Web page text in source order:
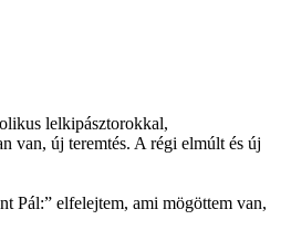
lelkipásztorokkal,
van, új teremtés. A régi elmúlt és új
Pál:” elfelejtem, ami mögöttem van,